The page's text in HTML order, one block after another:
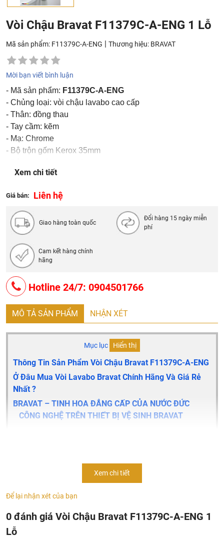
Vòi Chậu Bravat F11379C-A-ENG 1 Lỗ
Mã sản phẩm: F11379C-A-ENG | Thương hiệu: BRAVAT
Mời bạn viết bình luận
- Mã sản phẩm: F11379C-A-ENG
- Chủng loại: vòi chậu lavabo cao cấp
- Thân: đồng thau
- Tay cầm: kẽm
- Mạ: Chrome
- Bộ trộn gốm Kerox 35mm
- 650mm M10xG1/2 SS Hose 2pcs
- Nhập khẩu: Đức
- Thương hiệu: Bravat
Xem chi tiết
Giá bán: Liên hệ
Giao hàng toàn quốc
Đổi hàng 15 ngày miễn
phí
Cam kết hàng chính
hãng
Hotline 24/7: 0904501766
MÔ TẢ SẢN PHẨM NHẬN XÉT
Mục lục Hiển thị
Thông Tin Sản Phẩm Vòi Chậu Bravat F11379C-A-ENG
Ở Đâu Mua Vòi Lavabo Bravat Chính Hãng Và Giá Rẻ
Nhất ?
BRAVAT – TINH HOA ĐẲNG CẤP CỦA NƯỚC ĐỨC
CÔNG NGHỆ TRÊN THIẾT BỊ VỆ SINH BRAVAT
F11379C-A-ENG
- Chủng loại: vòi chậu lavabo cao cấp
- Tay cầm: kẽm
- Mạ: Chrome
- Bộ trộn gốm Kerox 35mm
- Bộ sục khí Neoperl Aerator
Xem chi tiết
Để lại nhận xét của bạn
0 đánh giá Vòi Chậu Bravat F11379C-A-ENG 1
Lỗ